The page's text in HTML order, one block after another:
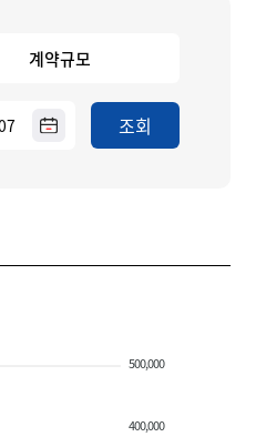
계약규모
조회
500,000
400,000